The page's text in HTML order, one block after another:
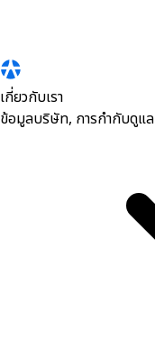
เกี่ยวกับเรา
ข้อมูลบริษัท, การกำกับดูแ